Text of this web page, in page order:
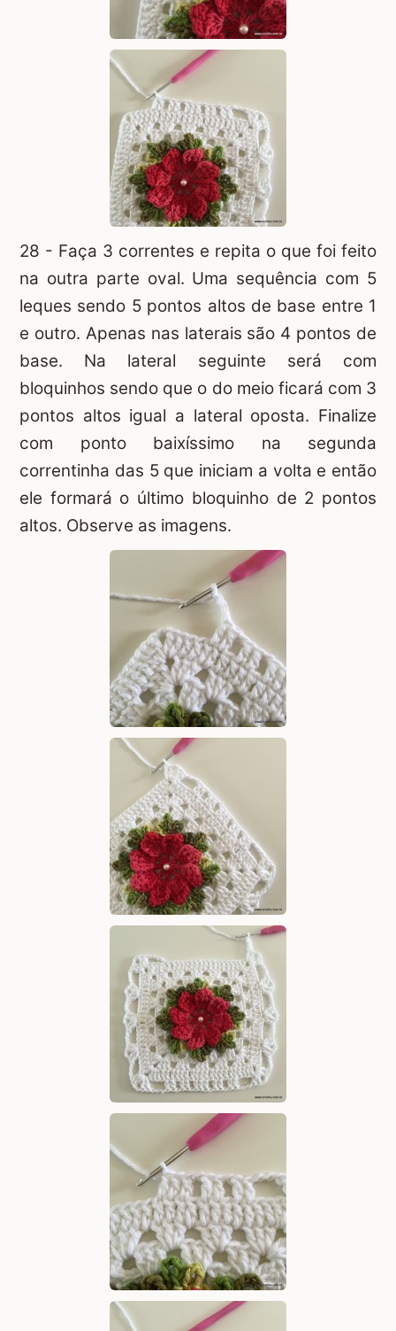
28 - Faça 3 correntes e repita o que foi feito
na outra parte oval. Uma sequência com 5
leques sendo 5 pontos altos de base entre 1
e outro. Apenas nas laterais são 4 pontos de
base. Na lateral seguinte será com
bloquinhos sendo que o do meio ficará com 3
pontos altos igual a lateral oposta. Finalize
com ponto baixíssimo na segunda
correntinha das 5 que iniciam a volta e então
ele formará o último bloquinho de 2 pontos
altos. Observe as imagens.